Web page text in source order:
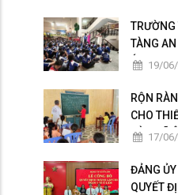
TÀNG
ÉN 19/
RỘN
CHO
BÀN XÃ
17/
ĐẢNG ỦY
QUYẾT